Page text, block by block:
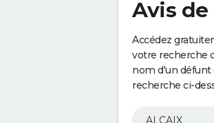
Avis de
Accédez
votre recherche
nom d'un défunt
recherche ci-